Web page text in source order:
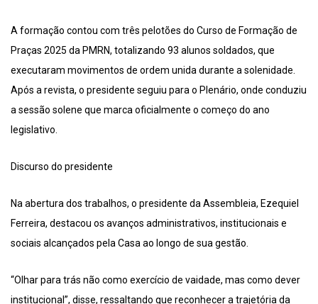
A formação contou com três pelotões do Curso de Formação de
Praças 2025 da PMRN, totalizando 93 alunos soldados, que
executaram movimentos de ordem unida durante a solenidade.
Após a revista, o presidente seguiu para o Plenário, onde conduziu
a sessão solene que marca oficialmente o começo do ano
legislativo.
Discurso do presidente
Na abertura dos trabalhos, o presidente da Assembleia, Ezequiel
Ferreira, destacou os avanços administrativos, institucionais e
sociais alcançados pela Casa ao longo de sua gestão.
“Olhar para trás não como exercício de vaidade, mas como dever
institucional”, disse, ressaltando que reconhecer a trajetória da